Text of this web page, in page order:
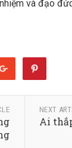
và đạo
NEXT
Ai